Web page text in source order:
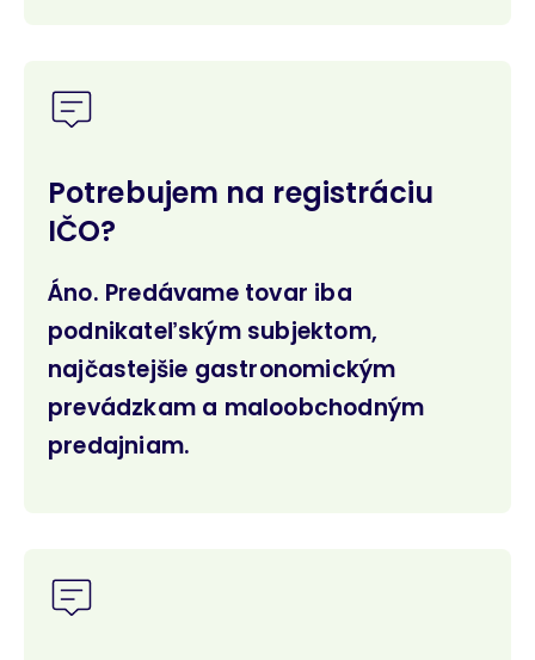
Potrebujem na registráciu
IČO?
Áno. Predávame tovar iba
podnikateľským subjektom,
najčastejšie gastronomickým
prevádzkam a maloobchodným
predajniam.